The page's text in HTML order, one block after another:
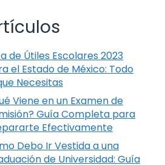
de Útiles Escolares 2023
el Estado de México: Todo
Necesitas
Viene en un Examen de
Guía Completa para
Efectivamente
Debo Ir Vestida a una
de Universidad: Guía